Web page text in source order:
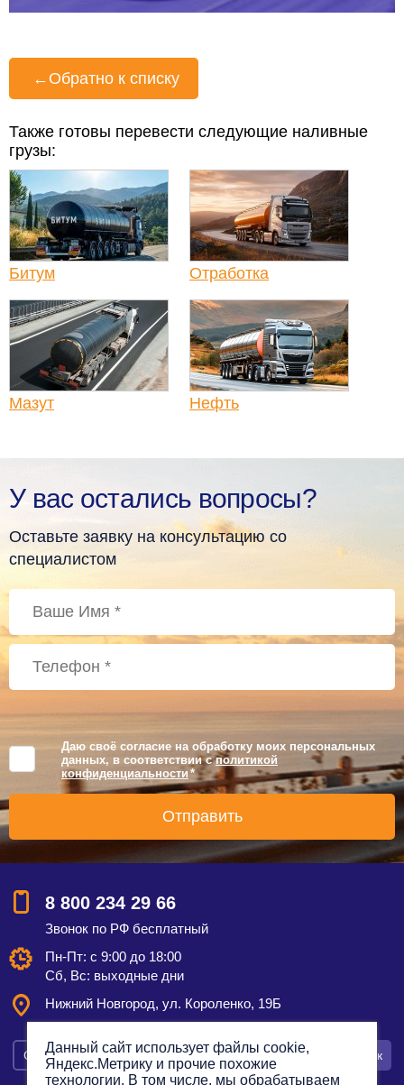
← Обратно к списку
Также готовы перевести следующие наливные
грузы:
Битум Отработка
Мазут Нефть
У вас остались вопросы?
Оставьте заявку на консультацию со
специалистом
Даю своё согласие на обработку моих персональных
данных, в соответствии сполитикой
конфиденциальности *
8 800 234 29 66
Звонок по РФ бесплатный
Пн-Пт: с 9:00 до 18:00
Сб, Вс: выходные дни
Нижний Новгород, ул. Короленко, 19Б
Смотреть на карте Оставить заявку Заказать звонок
Данный сайт использует файлы cookie,
Яндекс.Метрику и прочие похожие
технологии. В том числе, мы обрабатываем